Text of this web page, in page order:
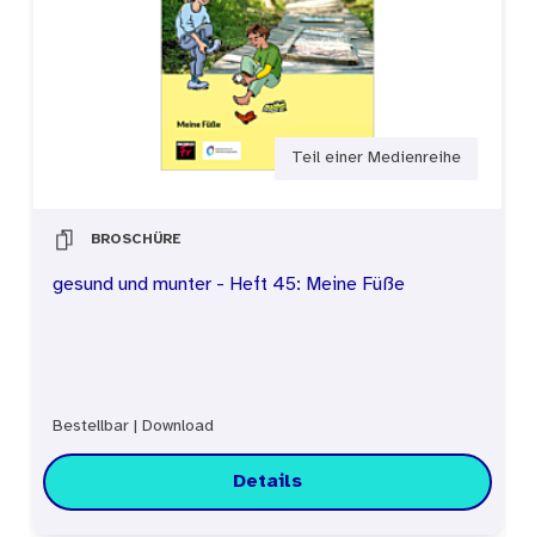
Teil einer Medienreihe
BROSCHÜRE
gesund und munter - Heft 45: Meine Füße
Bestellbar Download
Details